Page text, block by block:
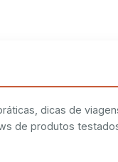
dicas de
de produtos